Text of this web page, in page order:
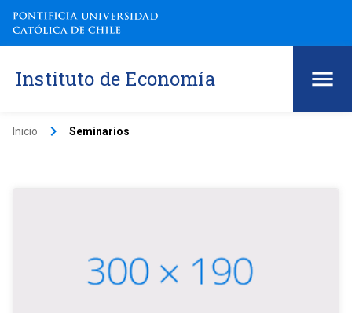
Instituto de Economía
Inicio keyboard_arrow_right Seminarios